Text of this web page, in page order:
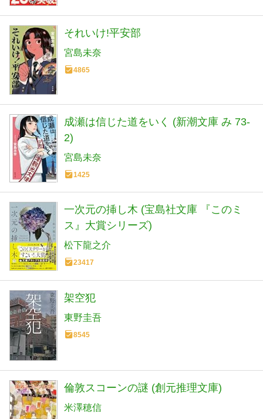
それいけ!平安部
宮島未奈
4865
成瀬は信じた道をいく (新潮文庫 み 73-
2)
宮島未奈
1425
一次元の挿し木 (宝島社文庫 『このミ
ス』大賞シリーズ)
松下龍之介
23417
架空犯
東野圭吾
8545
倫敦スコーンの謎 (創元推理文庫)
米澤穂信